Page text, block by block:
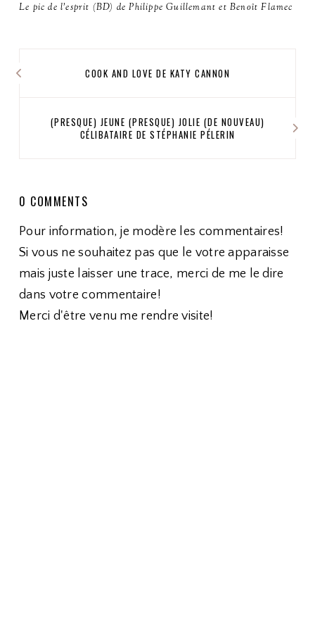
Le pic de l'esprit (BD) de Philippe Guillemant et Benoît Flamec
COOK AND LOVE DE KATY CANNON
(PRESQUE) JEUNE (PRESQUE) JOLIE (DE NOUVEAU)
CÉLIBATAIRE DE STÉPHANIE PÉLERIN
0 COMMENTS
Pour information, je modère les commentaires!
Si vous ne souhaitez pas que le votre apparaisse
mais juste laisser une trace, merci de me le dire
dans votre commentaire!
Merci d'être venu me rendre visite!